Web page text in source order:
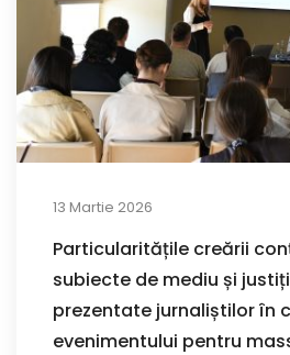
13 Martie 2026
Particularitățile creării
subiecte de mediu și
prezentate jurnaliștilor în
evenimentului pentru